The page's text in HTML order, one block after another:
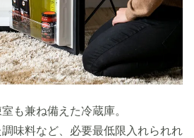
も兼ね備えた冷蔵庫。
味料など、必要最低限入れられれ